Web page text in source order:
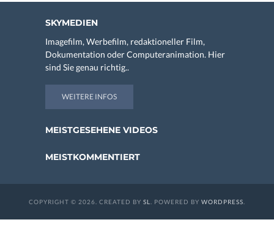
SKYMEDIEN
Imagefilm, Werbefilm, redaktioneller Film,
Dokumentation oder Computeranimation. Hier
sind Sie genau richtig..
WEITERE INFOS
MEISTGESEHENE VIDEOS
MEISTKOMMENTIERT
COPYRIGHT © 2026. CREATED BY SL . POWERED BY WORDPRESS